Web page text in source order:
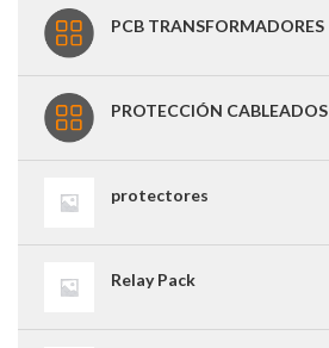
PCB TRANSFORMADORES
PROTECCIÓN CABLEADOS
protectores
Relay Pack